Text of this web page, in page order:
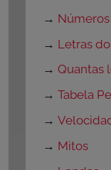
→
→ Letras
→Quantas
→Tabela
→
→ Mitos